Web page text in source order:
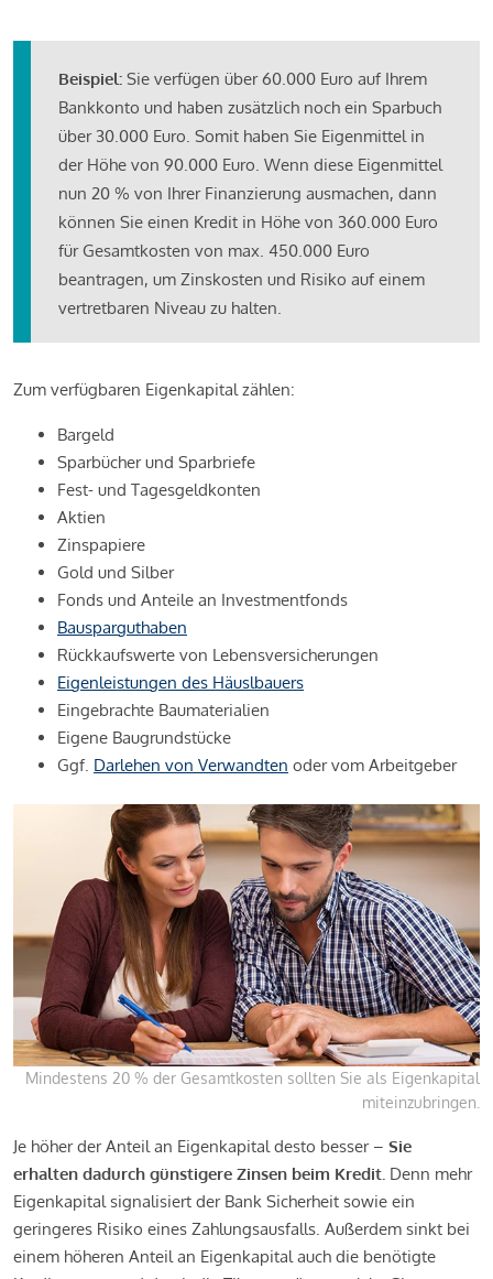
Beispiel: Sie verfügen über 60.000 Euro auf Ihrem
Bankkonto und haben zusätzlich noch ein Sparbuch
über 30.000 Euro. Somit haben Sie Eigenmittel in
der Höhe von 90.000 Euro. Wenn diese Eigenmittel
nun 20 % von Ihrer Finanzierung ausmachen, dann
können Sie einen Kredit in Höhe von 360.000 Euro
für Gesamtkosten von max. 450.000 Euro
beantragen, um Zinskosten und Risiko auf einem
vertretbaren Niveau zu halten.
Zum verfügbaren Eigenkapital zählen:
Bargeld
Sparbücher und Sparbriefe
Fest- und Tagesgeldkonten
Aktien
Zinspapiere
Gold und Silber
Fonds und Anteile an Investmentfonds
Bausparguthaben
Rückkaufswerte von Lebensversicherungen
Eigenleistungen des Häuslbauers
Eingebrachte Baumaterialien
Eigene Baugrundstücke
Ggf. Darlehen von Verwandten oder vom Arbeitgeber
Mindestens 20 % der Gesamtkosten sollten Sie als Eigenkapital
miteinzubringen.
Je höher der Anteil an Eigenkapital desto besser – Sie
erhalten dadurch günstigere Zinsen beim Kredit. Denn mehr
Eigenkapital signalisiert der Bank Sicherheit sowie ein
geringeres Risiko eines Zahlungsausfalls. Außerdem sinkt bei
einem höheren Anteil an Eigenkapital auch die benötigte